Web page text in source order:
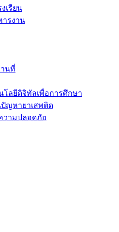
เรียน
ารงาน
นที่
ลยีดิจิทัลเพื่อการศึกษา
ญหายาเสพติด
วามปลอดภัย